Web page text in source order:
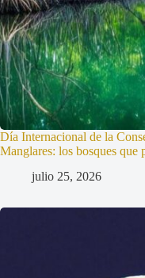
Día Internacional de la
Manglares: los bosques que
julio 25, 2026